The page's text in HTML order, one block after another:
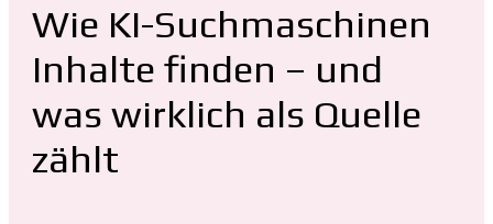
Wie KI-Suchmaschinen
Inhalte finden – und
was wirklich als Quelle
zählt